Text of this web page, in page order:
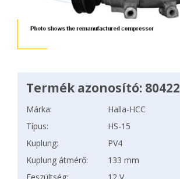
Termék azonosító: 80422
Márka:
Halla-HCC
Típus:
HS-15
Kuplung:
PV4
Kuplung átmérő:
133 mm